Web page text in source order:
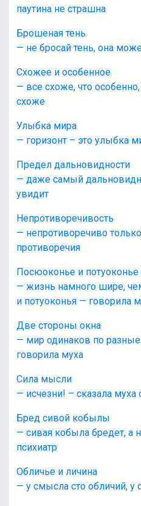
паутина не страшна
Брошеная тень
— не бросай тень, она
Схожее и особенное
— все схоже, что
схоже
Улыбка мира
— горизонт – это улыбка
Предел дальновидности
— даже самый
увидит
Непротиворечивость
— непротиворечиво
противоречия
Посюоконье и потуоконье
— жизнь намного шире,
и потуоконья — говорила
Две стороны окна
— мир одинаков по
говорила муха
Сила мысли
— исчезни! – сказала муха
Бред сивой кобылы
— сивая кобыла бредет, а
психиатр
Обличье и личина
— у смысла сто обличий, у